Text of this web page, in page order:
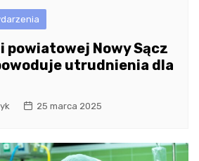
powiatowej Nowy Sącz
utrudnienia dla
25 marca 2025